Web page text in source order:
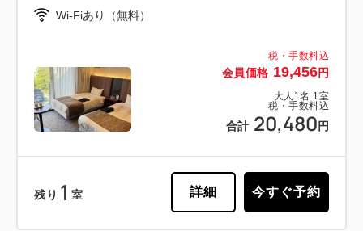
税・手数料込
会員価格 19,456円
大人 1名 1室
税・手数料込
合計 20,480 円
Wi-Fiあり（無料）
残り 1 室 詳細 今すぐ予約